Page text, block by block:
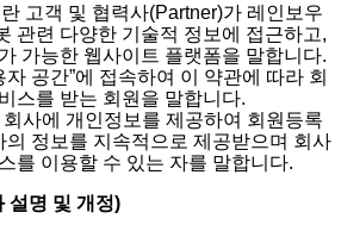
란 고객 및 협력사(Partner)가 레인보우
관련 다양한 기술적 정보에 접근하고,
가능한 웹사이트 플랫폼을 말합니다.
자 공간”에 접속하여 이 약관에 따라 회
스를 받는 회원을 말합니다.
회사에 개인정보를 제공하여 회원등록
의 정보를 지속적으로 제공받으며 회사
를 이용할 수 있는 자를 말합니다.
설명 및 개정)